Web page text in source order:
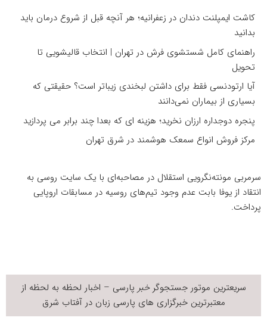
کاشت ایمپلنت دندان در زعفرانیه؛ هر آنچه قبل از شروع درمان باید
بدانید
راهنمای کامل شستشوی فرش در تهران | انتخاب قالیشویی تا
تحویل
آیا ارتودنسی فقط برای داشتن لبخندی زیباتر است؟ حقیقتی که
بسیاری از بیماران نمی‌دانند
پنجره دوجداره ارزان نخرید؛ هزینه ای که بعدا چند برابر می پردازید
مرکز فروش انواع سمعک هوشمند در شرق تهران
سرمربی مونته‌نگرویی استقلال در مصاحبه‌ای با یک سایت روسی به
انتقاد از یوفا بابت عدم وجود تیم‌های روسیه در مسابقات اروپایی
پرداخت.
سریعترین موتور جستجوگرخبر پارسی – اخبار لحظه به لحظه از
معتبرترین خبرگزاری های پارسی زبان درآفتاب شرق